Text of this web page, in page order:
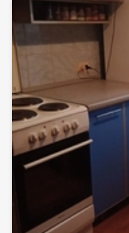
Да, ремонт требует
отличный шанс
переплачивая за
хозяев. Перед вами
энергетикой. -
характеристиками
записаться на
этого
КОМПАНИЯ
БЕЗОПАСНОСТЬ ДЛЯ
жилье через
сопровождение
Оформление
клиентский сервис
все ваши вопросы